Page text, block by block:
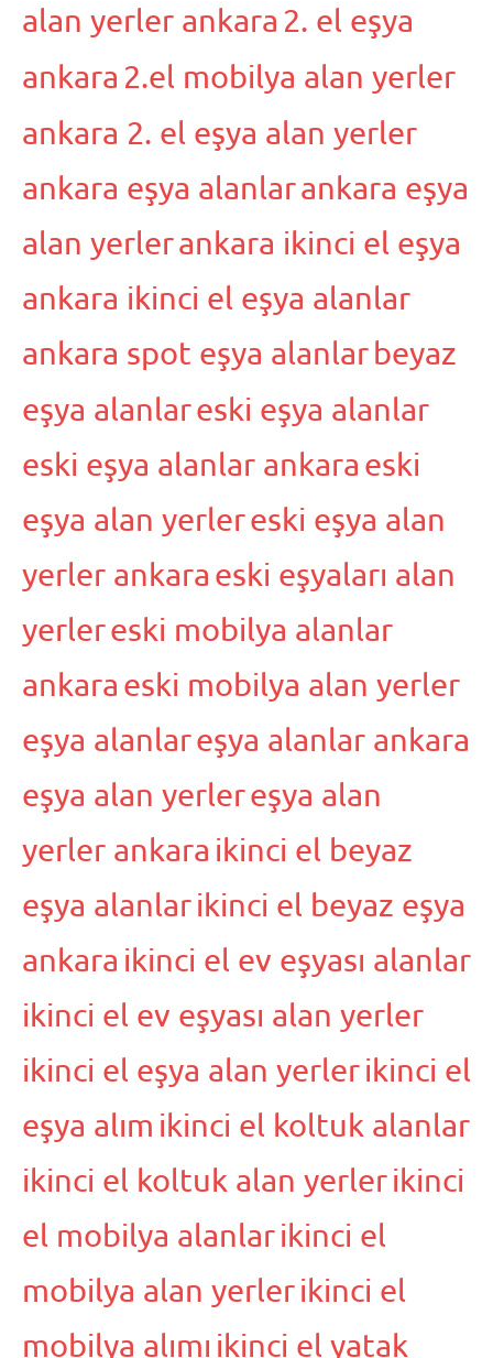
alan yerler ankara 2. el eşya
ankara 2.el mobilya alan yerler
ankara 2. el eşya alan yerler
ankara eşya alanlarankara eşya
alan yerlerankara ikinci el eşya
ankara ikinci el eşya alanlar
ankara spot eşya alanlarbeyaz
eşya alanlareski eşya alanlar
eski eşya alanlar ankara eski
eşya alan yerlereski eşya alan
yerler ankara eski eşyaları alan
yerlereski mobilya alanlar
ankara eski mobilya alan yerler
eşya alanlareşya alanlar ankara
eşya alan yerlereşya alan
yerler ankara ikinci el beyaz
eşya alanlarikinci el beyaz eşya
ankara ikinci el ev eşyası alanlar
ikinci el ev eşyası alan yerler
ikinci el eşya alan yerlerikinci el
eşya alım ikinci el koltuk alanlar
ikinci el koltuk alan yerlerikinci
el mobilya alanlarikinci el
mobilya alan yerlerikinci el
mobilya alımı ikinci el yatak